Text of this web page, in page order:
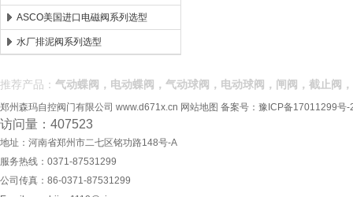
ASCO美国进口电磁阀系列选型
水厂排泥阀系列选型
推荐产品： 气动蝶阀，电动蝶阀，气动球阀，电动球阀，闸阀，截止阀
郑州森玛自控阀门有限公司 www.d671x.cn 网站地图 备案号： 豫ICP备17011299号-
访问量：407523
地址：河南省郑州市二七区铭功路148号-A
服务热线：0371-87531299
公司传真：86-0371-87531299